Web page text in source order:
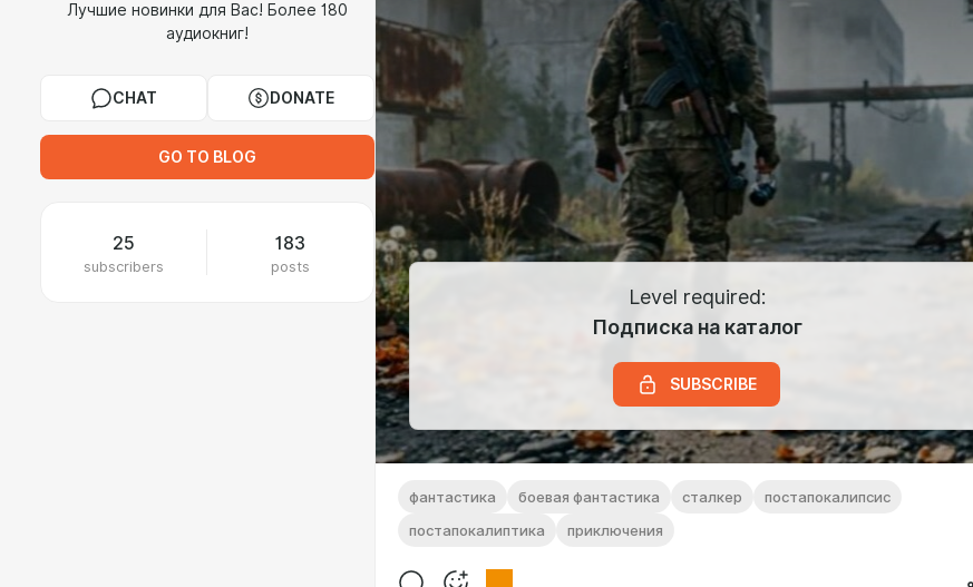
Лучшие новинки для Вас! Более 180
аудиокниг!
CHAT DONATE
GO TO BLOG
25
subscribers
183
posts
Level required:
Подписка на каталог
SUBSCRIBE
фантастика боевая фантастика сталкер
постапокалипсис
постапокалиптика
приключения